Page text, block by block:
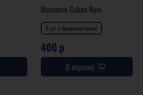
Bucanero Cuban Rum
5 шт. в бумажной пачке
400 р
В корзину